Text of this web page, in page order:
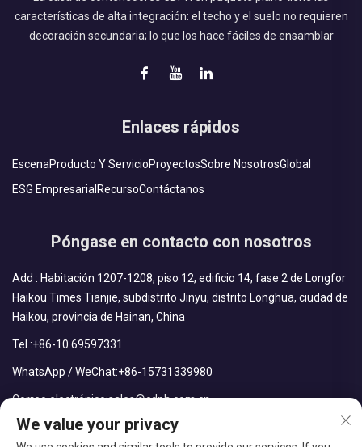
características de alta integración: el techo y el suelo no requieren
decoración secundaria; lo que los hace fáciles de ensamblar
Enlaces rápidos
EscenaProducto Y ServicioProyectosSobre NosotrosGlobal
ESG EmpresarialRecursoContáctanos
Póngase en contacto con nosotros
Add : Habitación 1207-1208, piso 12, edificio 14, fase 2 de Longfor
Haikou Times Tianjie, subdistrito Jinyu, distrito Longhua, ciudad de
Haikou, provincia de Hainan, China
Tel.:+86-10 69597331
WhatsApp / WeChat:+86-15731339980
Correo electrónico:sales@cdph.com.cn
We value your privacy